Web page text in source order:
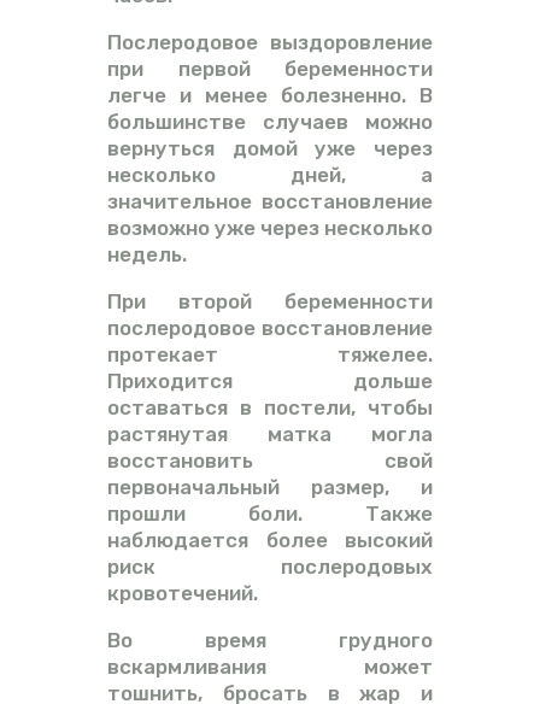
Послеродовое выздоровление
при первой беременности
легче и менее болезненно. В
большинстве случаев можно
вернуться домой уже через
несколько дней, а
значительное восстановление
возможно уже через несколько
недель.
При второй беременности
послеродовое восстановление
протекает тяжелее.
Приходится дольше
оставаться в постели, чтобы
растянутая матка могла
восстановить свой
первоначальный размер, и
прошли боли. Также
наблюдается более высокий
риск послеродовых
кровотечений.
Во время грудного
вскармливания может
тошнить, бросать в жар и